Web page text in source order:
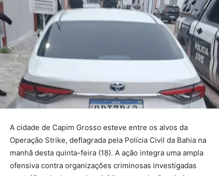
A cidade de Capim Grosso esteve entre os alvos da
Operação Strike, deflagrada pela Polícia Civil da Bahia na
manhã desta quinta-feira (18). A ação integra uma ampla
ofensiva contra organizações criminosas investigadas